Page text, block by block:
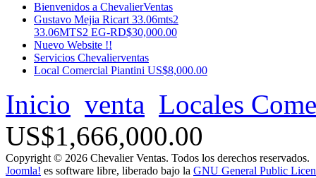
Bienvenidos a ChevalierVentas
Gustavo Mejia Ricart 33.06mts2
33.06MTS2 EG-RD$30,000.00
Nuevo Website !!
Servicios Chevalierventas
Local Comercial Piantini US$8,000.00
Inicio venta Locales
US$1,666,000.00
Copyright © 2026 Chevalier Ventas. Todos los derechos reservados.
Joomla! es software libre, liberado bajo la GNU General Public